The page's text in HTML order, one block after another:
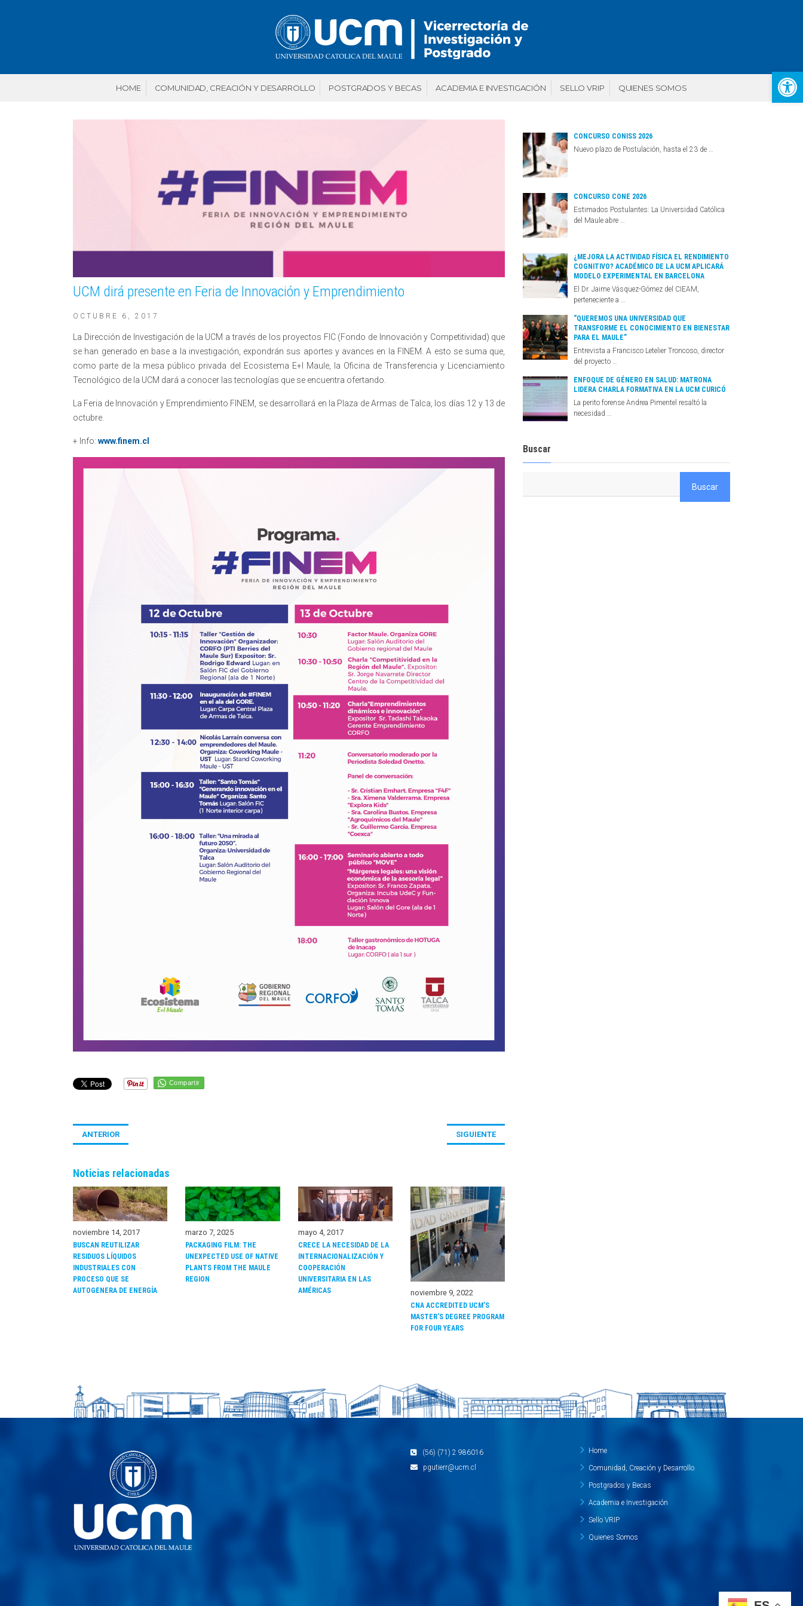
HOME COMUNIDAD, CREACIÓN Y DESARROLLO POSTGRADOS Y BECAS ACADEMIA E INVESTIGACIÓN SELLO VRIP QUIENES SOMOS
UCM dirá presente en Feria de Innovación y Emprendimiento
OCTUBRE 6, 2017
La Dirección de Investigación de la UCM a través de los proyectos FIC (Fondo de Innovación y Competitividad) que
se han generado en base a la investigación, expondrán sus aportes y avances en la FINEM. A esto se suma que,
como parte de la mesa público privada del Ecosistema E+I Maule, la Oficina de Transferencia y Licenciamiento
Tecnológico de la UCM dará a conocer las tecnologías que se encuentra ofertando.
La Feria de Innovación y Emprendimiento FINEM, se desarrollará en la Plaza de Armas de Talca, los días 12 y 13 de
octubre.
+ Info: www.finem.cl
Compartir
ANTERIOR SIGUIENTE
Noticias relacionadas
noviembre 14, 2017
BUSCAN REUTILIZAR
RESIDUOS LÍQUIDOS
INDUSTRIALES CON
PROCESO QUE SE
AUTOGENERA DE ENERGÍA
marzo 7, 2025
PACKAGING FILM: THE
UNEXPECTED USE OF NATIVE
PLANTS FROM THE MAULE
REGION
mayo 4, 2017
CRECE LA NECESIDAD DE LA
INTERNACIONALIZACIÓN Y
COOPERACIÓN
UNIVERSITARIA EN LAS
AMÉRICAS
noviembre 9, 2022
CNA ACCREDITED UCM’S
MASTER’S DEGREE PROGRAM
FOR FOUR YEARS
CONCURSO CONISS 2026
Nuevo plazo de Postulación, hasta el 23 de …
CONCURSO CONE 2026
Estimados Postulantes: La Universidad Católica
del Maule abre …
¿MEJORA LA ACTIVIDAD FÍSICA EL RENDIMIENTO
COGNITIVO? ACADÉMICO DE LA UCM APLICARÁ
MODELO EXPERIMENTAL EN BARCELONA
El Dr. Jaime Vásquez-Gómez del CIEAM,
perteneciente a …
“QUEREMOS UNA UNIVERSIDAD QUE
TRANSFORME EL CONOCIMIENTO EN BIENESTAR
PARA EL MAULE”
Entrevista a Francisco Letelier Troncoso, director
del proyecto …
ENFOQUE DE GÉNERO EN SALUD: MATRONA
LIDERA CHARLA FORMATIVA EN LA UCM CURICÓ
La perito forense Andrea Pimentel resaltó la
necesidad …
Buscar
(56) (71) 2 986016
pgutierr@ucm.cl
Home
Comunidad, Creación y Desarrollo
Postgrados y Becas
Academia e Investigación
Sello VRIP
Quienes Somos